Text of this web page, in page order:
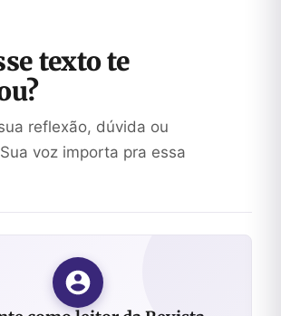
texto te
reflexão, dúvida ou
voz importa pra essa